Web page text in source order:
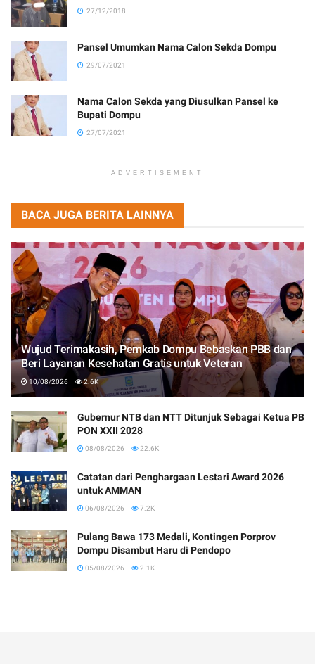
27/12/2018
Pansel Umumkan Nama Calon Sekda Dompu
29/07/2021
Nama Calon Sekda yang Diusulkan Pansel ke
Bupati Dompu
27/07/2021
ADVERTISEMENT
BACA JUGA BERITA LAINNYA
Wujud Terimakasih, Pemkab Dompu Bebaskan PBB dan
Beri Layanan Kesehatan Gratis untuk Veteran
10/08/2026 2.6K
Gubernur NTB dan NTT Ditunjuk Sebagai Ketua PB
PON XXII 2028
08/08/2026 22.6K
Catatan dari Penghargaan Lestari Award 2026
untuk AMMAN
06/08/2026 7.2K
Pulang Bawa 173 Medali, Kontingen Porprov
Dompu Disambut Haru di Pendopo
05/08/2026 2.1K